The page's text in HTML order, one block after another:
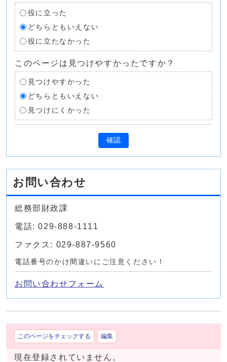
役に立った
どちらともいえない
役に立たなかった
このページは見つけやすかったですか？
見つけやすかった
どちらともいえない
見つけにくかった
確認
お問い合わせ
総務部財政課
電話: 029-888-1111
ファクス: 029-887-9560
電話番号のかけ間違いにご注意ください！
お問い合わせフォーム
このページをチェックする 編集
現在登録されていません。